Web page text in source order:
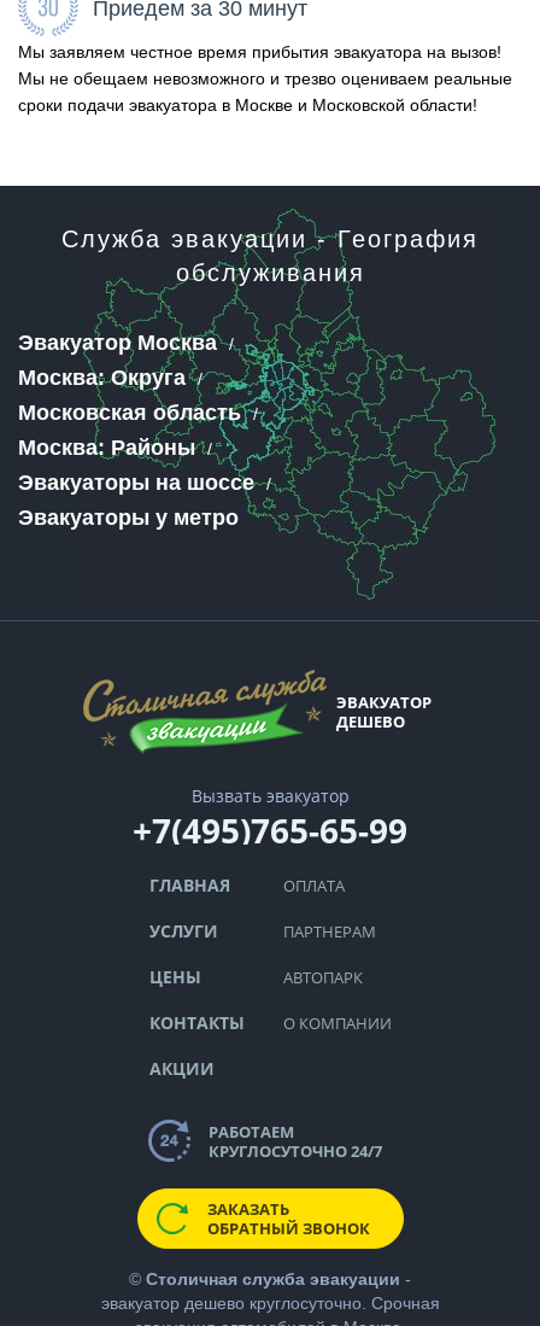
Приедем за 30 минут
Мы заявляем честное время прибытия эвакуатора на вызов!
Мы не обещаем невозможного и трезво оцениваем реальные
сроки подачи эвакуатора в Москве и Московской области!
Служба эвакуации - География
обслуживания
Эвакуатор Москва
Москва: Округа
Московская область
Москва: Районы
Эвакуаторы на шоссе
Эвакуаторы у метро
ЭВАКУАТОР
ДЕШЕВО
Вызвать эвакуатор
+7(495)765-65-99
ГЛАВНАЯ
УСЛУГИ
ЦЕНЫ
КОНТАКТЫ
АКЦИИ
ОПЛАТА
ПАРТНЕРАМ
АВТОПАРК
О КОМПАНИИ
РАБОТАЕМ
КРУГЛОСУТОЧНО 24/7
ЗАКАЗАТЬ
ОБРАТНЫЙ ЗВОНОК
© Столичная служба эвакуации -
эвакуатор дешевокруглосуточно. Срочная